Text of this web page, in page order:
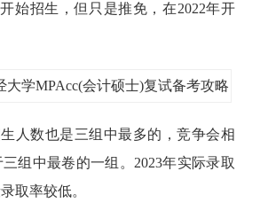
始招生，但只是推免，在2022年开
人数也是三组中最多的，竞争会相
组中最卷的一组。2023年实际录取
取率较低。